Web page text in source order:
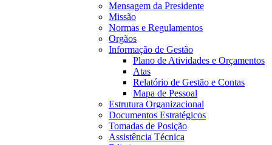
Mensagem da Presidente
Missão
Normas e Regulamentos
Orgãos
Informação de Gestão
Plano de Atividades e Orçamentos
Atas
Relatório de Gestão e Contas
Mapa de Pessoal
Estrutura Organizacional
Documentos Estratégicos
Tomadas de Posição
Assistência Técnica